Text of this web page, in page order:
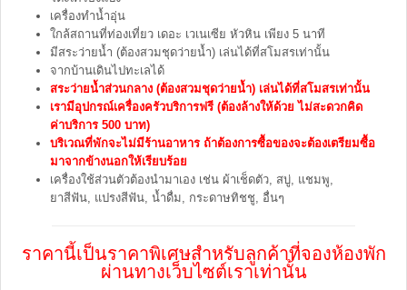
เครื่องทำน้ำอุ่น
ใกล้สถานที่ท่องเที่ยว เดอะ เวเนเซีย หัวหิน เพียง 5 นาที
มีสระว่ายน้ำ (ต้องสวมชุดว่ายน้ำ) เล่นได้ที่สโมสรเท่านั้น
จากบ้านเดินไปทะเลได้
สระว่ายน้ำส่วนกลาง (ต้องสวมชุดว่ายน้ำ) เล่นได้ที่สโมสรเท่านั้น
เรามีอุปกรณ์เครื่องครัวบริการฟรี (ต้องล้างให้ด้วย ไม่สะดวกคิด
ค่าบริการ 500 บาท)
บริเวณที่พักจะไม่มีร้านอาหาร ถ้าต้องการซื้อของจะต้องเตรียมซื้อ
มาจากข้างนอกให้เรียบร้อย
เครื่องใช้ส่วนตัวต้องนำมาเอง เช่น ผ้าเช็ดตัว, สบู่, แชมพู,
ยาสีฟัน, แปรงสีฟัน, น้ำดื่ม, กระดาษทิชชู, อื่นๆ
ราคานี้เป็นราคาพิเศษสำหรับลูกค้าที่จองห้องพัก
ผ่านทางเว็บไซต์เราเท่านั้น